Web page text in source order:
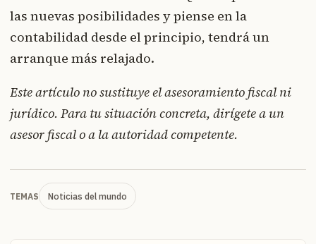
las nuevas posibilidades y piense en la
contabilidad desde el principio, tendrá un
arranque más relajado.
Este artículo no sustituye el asesoramiento fiscal ni
jurídico. Para tu situación concreta, dirígete a un
asesor fiscal o a la autoridad competente.
TEMAS Noticias del mundo